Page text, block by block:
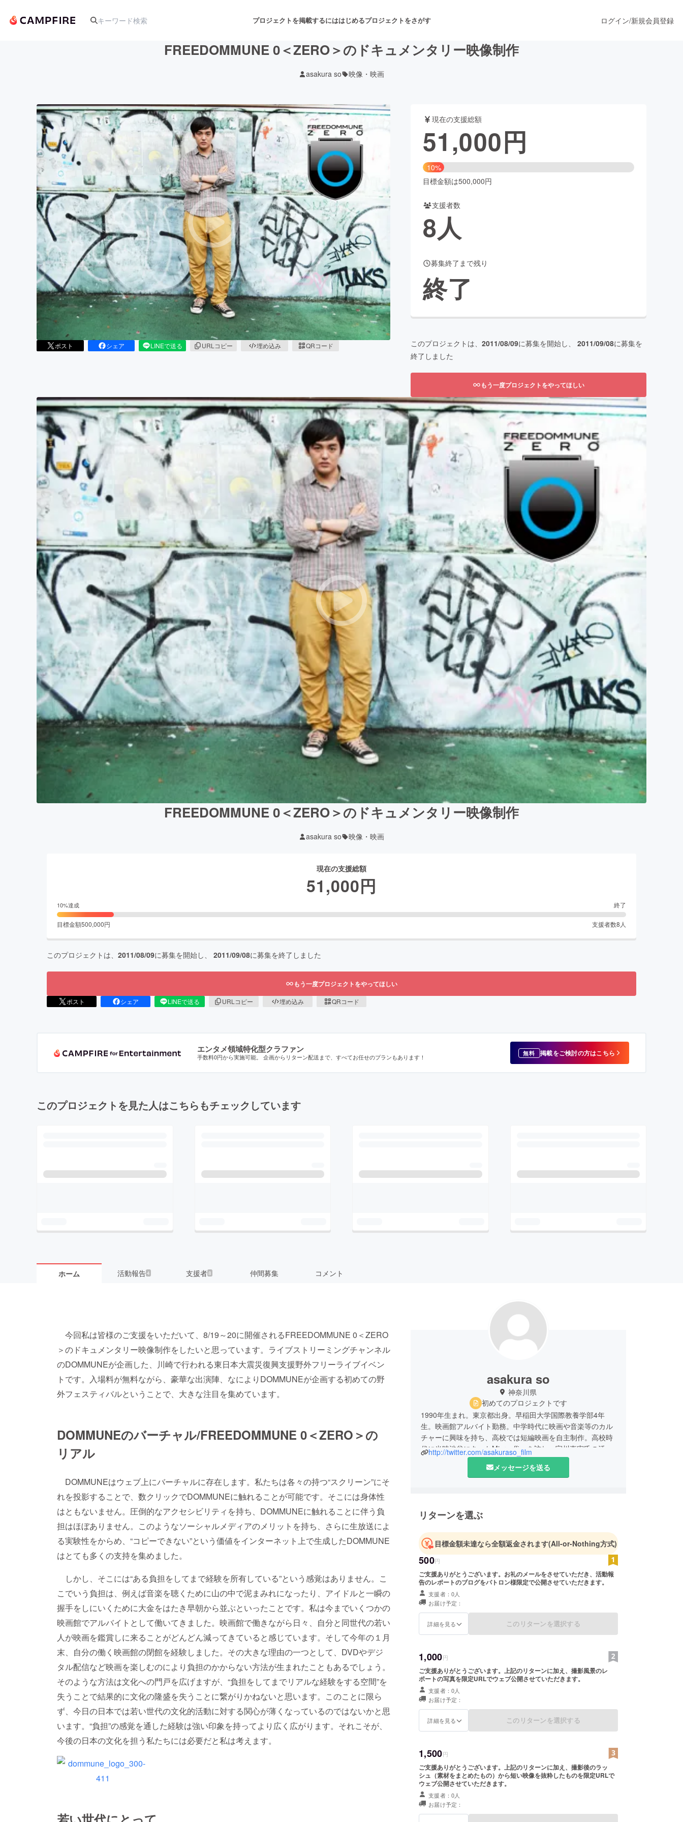
プロジェクトを掲載するにははじめるプロジェクトをさがす
アート・写真 音楽 舞台・パフォーマンス
テクノロジー・ガジェット ゲーム・サービス開発 ファッション
映像・映画 書籍・雑誌出版
ビジネス・起業 チャレンジ ビューティー・ヘルスケア
まちづくり・地域活性化
CAMPFIRE for Social GoodCAMPFIRE Creation
CAMPFIREふるさと納税machi-yaコミュニティ
ログイン/新規会員登録
FREEDOMMUNE 0＜ZERO＞のドキュメンタリー映像制作
asakura so 映像・映画
ポスト シェア LINEで送る URLコピー 埋め込み QRコード
現在の支援総額
51,000円
10%
目標金額は500,000円
支援者数
8人
募集終了まで残り
終了
このプロジェクトは、 2011/08/09に募集を開始し、 2011/09/08に募集を
終了しました
もう一度プロジェクトをやってほしい
FREEDOMMUNE 0＜ZERO＞のドキュメンタリー映像制作
asakura so 映像・映画
現在の支援総額
51,000円
10%達成 終了
目標金額500,000円 支援者数8 人
このプロジェクトは、 2011/08/09に募集を開始し、 2011/09/08に募集を終了しました
もう一度プロジェクトをやってほしい
ポスト シェア LINEで送る URLコピー 埋め込み QRコード
エンタメ領域特化型クラファン
手数料0円から実施可能。 企画からリターン配送まで、すべてお任せのプランもあります！ 無料 掲載をご検討の方はこちら
このプロジェクトを見た人はこちらもチェックしています
ホーム 活動報告4 支援者8 仲間募集 コメント
今回私は皆様のご支援をいただいて、8/19～20に開催されるFREEDOMMUNE 0＜ZERO
＞のドキュメンタリー映像制作をしたいと思っています。ライブストリーミングチャンネル
のDOMMUNEが企画した、川崎で行われる東日本大震災復興支援野外フリーライブイベン
トです。入場料が無料ながら、豪華な出演陣、なによりDOMMUNEが企画する初めての野
外フェスティバルということで、大きな注目を集めています。
DOMMUNEのバーチャル/FREEDOMMUNE 0＜ZERO＞の
リアル
DOMMUNEはウェブ上にバーチャルに存在します。私たちは各々の持つ“スクリーン”にそ
れを投影することで、数クリックでDOMMUNEに触れることが可能です。そこには身体性
はともないません。圧倒的なアクセシビリティを持ち、DOMMUNEに触れることに伴う負
担はほぼありません。このようなソーシャルメディアのメリットを持ち、さらに生放送によ
る実験性をからめ、“コピーできない”という価値をインターネット上で生成したDOMMUNE
はとても多くの支持を集めました。
しかし、そこには“ある負担をしてまで経験を所有している”という感覚はありません。こ
こでいう負担は、例えば音楽を聴くために山の中で泥まみれになったり、アイドルと一瞬の
握手をしにいくために大金をはたき早朝から並ぶといったことです。私は今までいくつかの
映画館でアルバイトとして働いてきました。映画館で働きながら日々、自分と同世代の若い
人が映画を鑑賞しに来ることがどんどん減ってきていると感じています。そして今年の１月
末、自分の働く映画館の閉館を経験しました。その大きな理由の一つとして、DVDやデジ
タル配信など映画を楽しむのにより負担のかからない方法が生まれたこともあるでしょう。
そのような方法は文化への門戸を広げますが、“負担をしてまでリアルな経験をする空間”を
失うことで結果的に文化の隆盛を失うことに繋がりかねないと思います。このことに限ら
ず、今日の日本では若い世代の文化的活動に対する関心が薄くなっているのではないかと思
います。“負担”の感覚を通した経験は強い印象を持ってより広く広がります。それこそが、
今後の日本の文化を担う私たちには必要だと私は考えます。
asakura so
神奈川県
初めてのプロジェクトです
1990年生まれ。東京都出身。早稲田大学国際教養学部4年
生。映画館アルバイト勤務。中学時代に映画や音楽等のカル
チャーに興味を持ち、高校では短編映画を自主制作。高校時
代に当時渋谷にあったMixroofficeを訪れ、宇川直宏氏の活動
に興味を持つ。
http://twitter.com/asakuraso_film
メッセージを送る
リターンを選ぶ
目標金額未達なら全額返金されます(All-or-Nothing方式)
500円
ご支援ありがとうございます。お礼のメールをさせていただき、活動報
告のレポートのブログをパトロン様限定で公開させていただきます。
支援者：0人
お届け予定：
詳細を見る このリターンを選択する
1,000円
ご支援ありがとうございます。上記のリターンに加え、撮影風景のレ
ポートの写真を限定URLでウェブ公開させていただきます。
支援者：0人
お届け予定：
詳細を見る このリターンを選択する
1,500円
ご支援ありがとうございます。上記のリターンに加え、撮影後のラッ
シュ（素材をまとめたもの）から短い映像を抜粋したものを限定URLで
ウェブ公開させていただきます。
支援者：0人
お届け予定：